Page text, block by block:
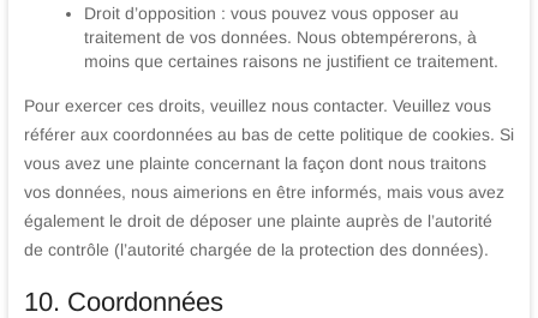
Droit d’opposition : vous pouvez vous opposer au
traitement de vos données. Nous obtempérerons, à
moins que certaines raisons ne justifient ce traitement.
Pour exercer ces droits, veuillez nous contacter. Veuillez vous
référer aux coordonnées au bas de cette politique de cookies. Si
vous avez une plainte concernant la façon dont nous traitons
vos données, nous aimerions en être informés, mais vous avez
également le droit de déposer une plainte auprès de l’autorité
de contrôle (l’autorité chargée de la protection des données).
10. Coordonnées